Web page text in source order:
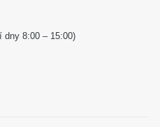
trend
smlouvy
dny 8:00 – 15:00)